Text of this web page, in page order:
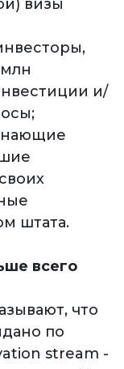
визы
и/
штата.
всего
что
по
stream -